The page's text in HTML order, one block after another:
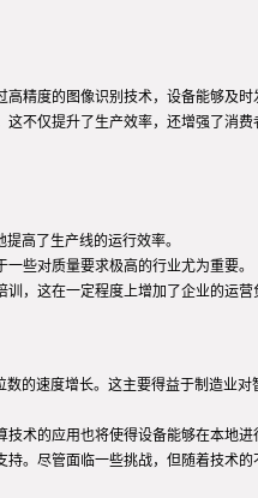
精度的图像识别技术，设备能够及时
不仅提升了生产效率，还增强了消费
高了生产线的运行效率。
些对质量要求极高的行业尤为重要。
，这在一定程度上增加了企业的运营
的速度增长。这主要得益于制造业
术的应用也将使得设备能够在本地进
。尽管面临一些挑战，但随着技术的